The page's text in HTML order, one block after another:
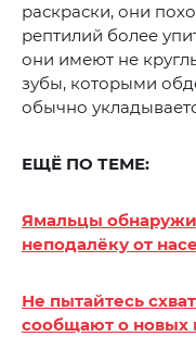
раскраски, они
рептилий более
они имеют не
зубы, которыми
обычно
ЕЩЁ ПО ТЕМЕ:
Ямальцы
неподалёку от
Не пытайтесь
сообщают о новых